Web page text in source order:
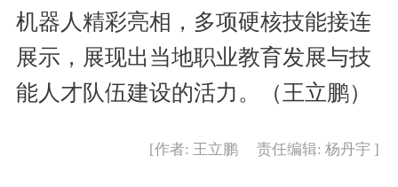
机器人精彩亮相，多项硬核技能接连
展示，展现出当地职业教育发展与技
能人才队伍建设的活力。（王立鹏）
[作者: 王立鹏 责任编辑: 杨丹宇 ]